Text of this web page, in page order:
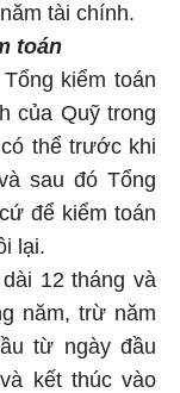
tài chính.
toán
kiểm toán
của Quỹ trong
thể trước khi
sau đó Tổng
để kiểm toán
lại.
12 tháng và
năm, trừ năm
từ ngày đầu
kết thúc vào